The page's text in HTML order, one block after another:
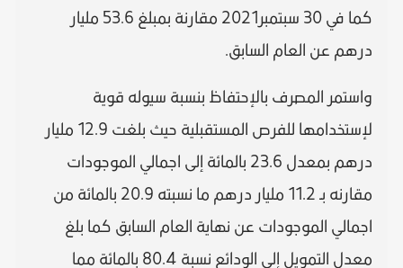
كما في 30 سبتمبر2021 مقارنة بمبلغ 53.6 مليار
درهم عن العام السابق.
واستمر المصرف بالإحتفاظ بنسبة سيوله قوية
لإستخدامها للفرص المستقبلية حيث بلغت 12.9 مليار
درهم بمعدل 23.6 بالمائة إلى اجمالي الموجودات
مقارنه بـ 11.2 مليار درهم ما نسبته 20.9 بالمائة من
اجمالي الموجودات عن نهاية العام السابق كما بلغ
معدل التمويل إلى الودائع نسبة 80.4 بالمائة مما